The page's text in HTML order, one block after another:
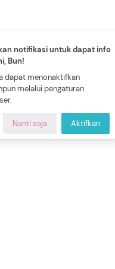
notifikasi untuk dapat info
Bun!
dapat menonaktifkan
melalui pengaturan
Nanti saja Aktifkan
NEW
CERITA BUNDA